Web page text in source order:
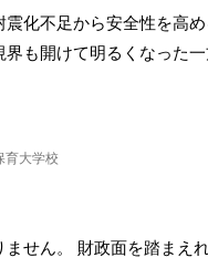
化不足から安全性を高
も開けて明るくなった
育大学校
せん。 財政面を踏まえ